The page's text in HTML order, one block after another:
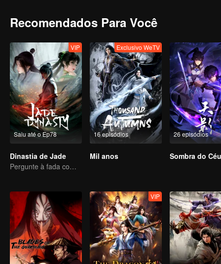
Recomendados Para Você
Saiu até o Ep78
VIP
Dinastia de Jade
Pergunte à fada com minha espada, como pratico sem distrações?
16 episódios
Exclusivo WeTV
Mil anos
26 episódios
Sombra do Céu
VIP